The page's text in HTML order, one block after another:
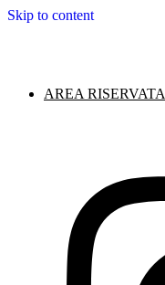
Skip to content
AREA RISERVATA